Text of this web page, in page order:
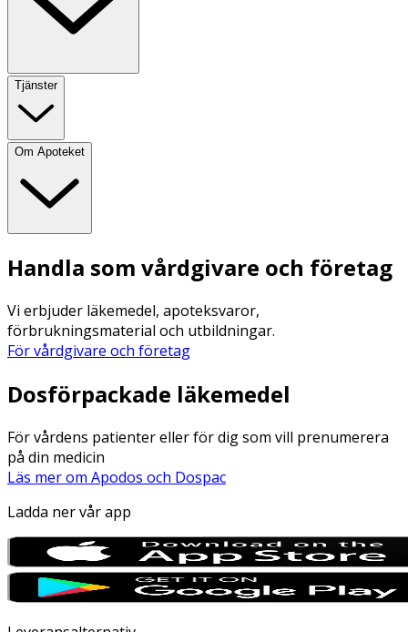
Tjänster
Om Apoteket
Handla som vårdgivare och företag
Vi erbjuder läkemedel, apoteksvaror,
förbrukningsmaterial och utbildningar.
För vårdgivare och företag
Dosförpackade läkemedel
För vårdens patienter eller för dig som vill prenumerera
på din medicin
Läs mer om Apodos och Dospac
Ladda ner vår app